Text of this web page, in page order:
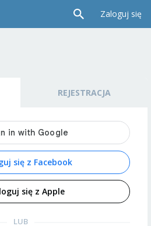
Zaloguj się
REJESTRACJA
się z Facebook
się z Apple
LUB